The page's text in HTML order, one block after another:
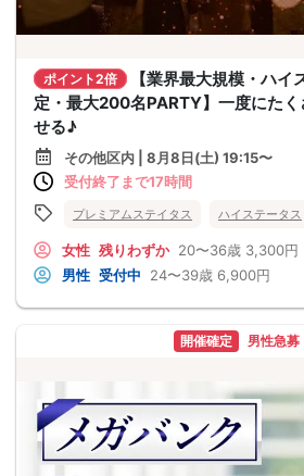
ポイント2倍
【業界最大規模・ハイ
定・最大200名PARTY】一度にた
せる♪
その他区内 | 8月8日(土) 19:15〜
受付終了まで17時間
プレミアムステイタス ハイステータス
女性 残りわずか 20〜36歳 3,300円
男性 受付中 24〜39歳 6,900円
開催確定 男性急募